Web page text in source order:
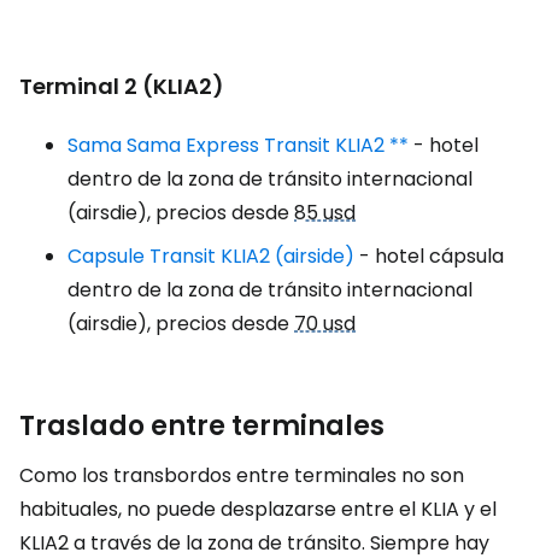
Terminal 2 (KLIA2)
Sama Sama Express Transit KLIA2 ** - hotel
dentro de la zona de tránsito internacional
(airsdie), precios desde85 usd
Capsule Transit KLIA2 (airside) - hotel cápsula
dentro de la zona de tránsito internacional
(airsdie), precios desde70 usd
Traslado entre terminales
Como los transbordos entre terminales no son
habituales, no puede desplazarse entre el KLIA y el
KLIA2 a través de la zona de tránsito. Siempre hay